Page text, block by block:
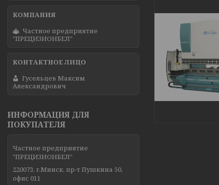
Частное предприятие
"ПРЕЦИЗИОНБЕЛ"
Гусельцев Максим
Александрович
ИНФОРМАЦИЯ ДЛЯ
ПОКУПАТЕЛЯ
Частное предприятие
"ПРЕЦИЗИОНБЕЛ"
220073, г.Минск, пр-т Пушкина 50,
офис 011